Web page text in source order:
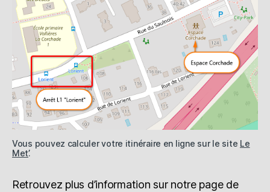
Vous pouvez calculer votre itinéraire en ligne sur le site Le
Met’.
Retrouvez plus d’information sur notre page de